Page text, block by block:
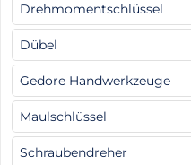
Drehmomentschlüssel
Dübel
Gedore Handwerkzeuge
Maulschlüssel
Schraubendreher